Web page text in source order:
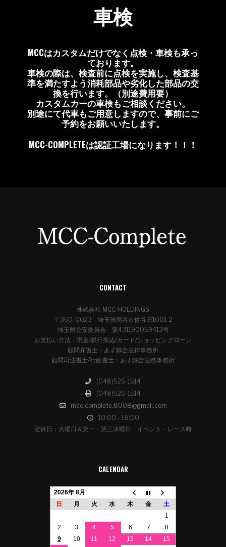
車検
MCCはカスタムだけでなく点検・車検も承っ
ております。
車検の際は、検査前に点検を実施し、検査基
準を満たすよう消耗部品や劣化した部品の交
換を行います。（別途費用要）
カスタムカーの車検もご相談ください。
別途にて代車もご用意しますので、事前にご
予約をお願いいたします。
MCC-COMPLETEは認証工場になります！！！
CONTACT
株式会社 MCC-HOLDINGS
〒360-0023 埼玉県熊谷市佐谷田1001-2
埼玉県公安委員会 第431190059413号
お支払い方法：現金/銀行振込/カード/ショッピングローン
顧問弁護士：あす綜合法律事務所
顧問司法書士/行政書士：あす綜合法務事務所
(048)526-1514
(048)526-1514
mcc.complete.8008@gmail.com
10:00 - 18:00
定休日：火曜日＆第一・第三水曜日 イベント・レース時
CALENDAR
2026年 8月
日
月 火 水 木 金
土
1
2
3 4 5 6 7
8
9
10 11 12 13 14
15